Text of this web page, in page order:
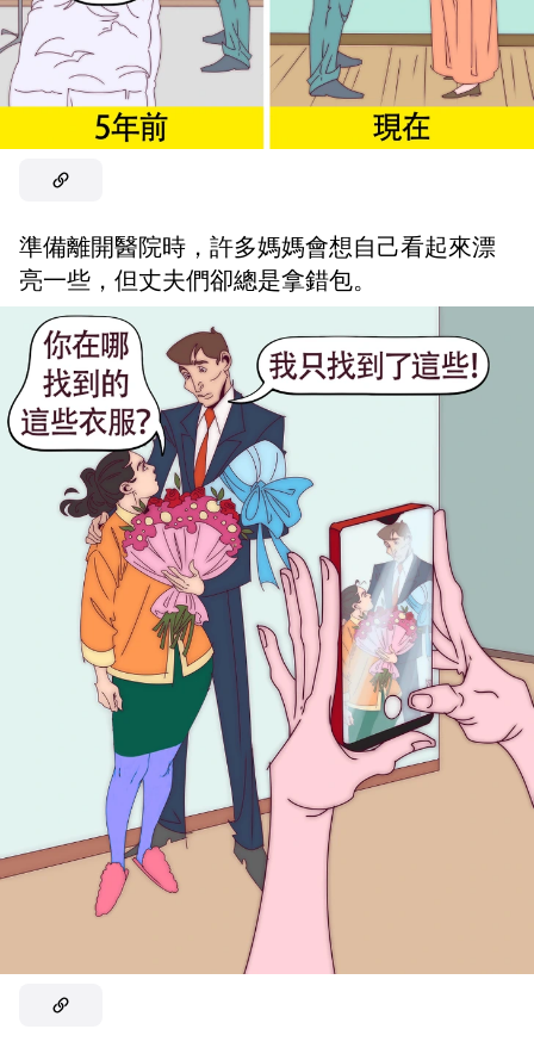
準備離開醫院時，許多媽媽會想自己看起來漂
亮一些，但丈夫們卻總是拿錯包。